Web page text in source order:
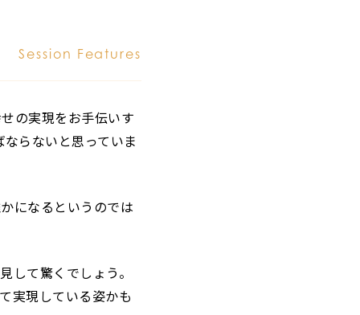
Session Features
の実現をお手伝いす
らないと思っていま
になるというのでは
して驚くでしょう。
実現している姿かも